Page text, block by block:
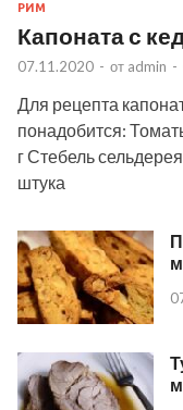
РИМ
Капоната с
07.11.2020 - от admin -
Для рецепта
понадобится:
г Стебель
штука